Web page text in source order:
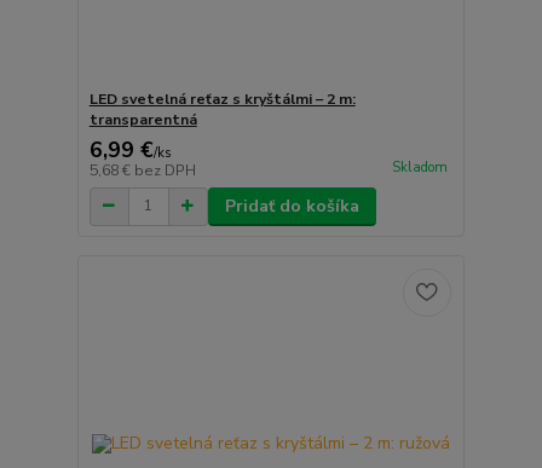
LED svetelná reťaz s kryštálmi – 2 m:
transparentná
6,99 €/ks
5,68 € bez DPH Skladom
Pridať do košíka